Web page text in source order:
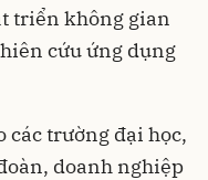
triển không gian
cứu ứng dụng
các trường đại học,
doanh nghiệp